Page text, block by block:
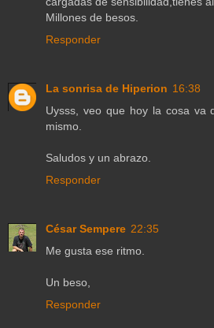
Millones de besos.
Responder
La sonrisa de Hiperion 16:38
Uysss, veo que hoy la cosa va
mismo.
Saludos y un abrazo.
Responder
César Sempere 22:35
Me gusta ese ritmo.
Un beso,
Responder